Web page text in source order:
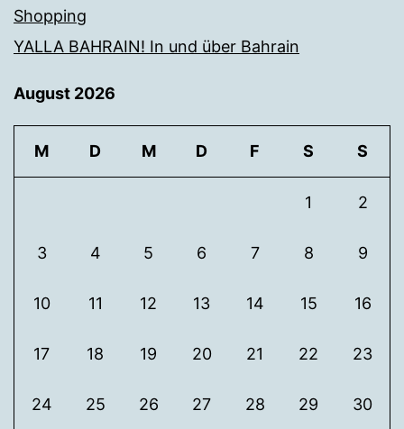
Shopping
YALLA BAHRAIN! In und über Bahrain
August 2026
M D M D F S S
1 2
3 4 5 6 7 8 9
10 11 12 13 14 15 16
17 18 19 20 21 22 23
24 25 26 27 28 29 30